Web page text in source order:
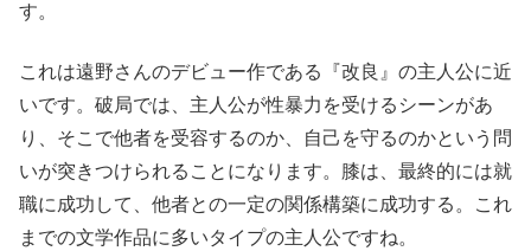
す。
これは遠野さんのデビュー作である『改良』の主人公に近
いです。破局では、主人公が性暴力を受けるシーンがあ
り、そこで他者を受容するのか、自己を守るのかという問
いが突きつけられることになります。 膝は、最終的には就
職に成功して、他者との一定の関係構築に成功する。これ
までの文学作品に多いタイプの主人公ですね。